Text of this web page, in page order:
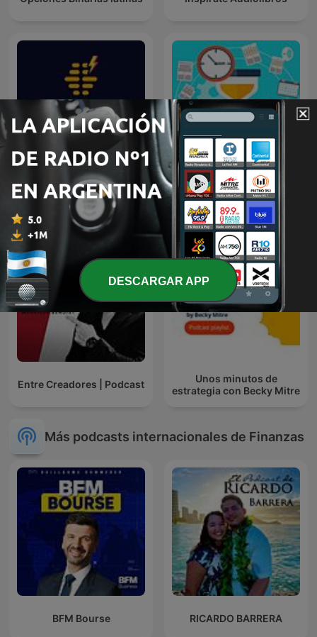
Enjambre de Ideas
Cómo emprender un
negocio?
Entre Creadores | Podcast
Unos minutos de
estrategia con Becky Mitre
Más podcasts internacionales de Finanzas
BFM Bourse RICARDO BARRERA
DESCARGAR APP